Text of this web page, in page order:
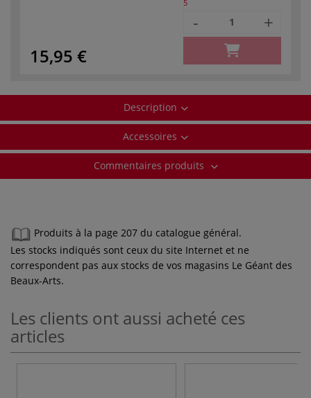
15,95 €
5
- +
Description
Accessoires
Commentaires produits
Produits à la page 207 du catalogue général.
Les stocks indiqués sont ceux du site Internet et ne
correspondent pas aux stocks de vos magasins Le Géant des
Beaux-Arts.
Les clients ont aussi acheté ces
articles